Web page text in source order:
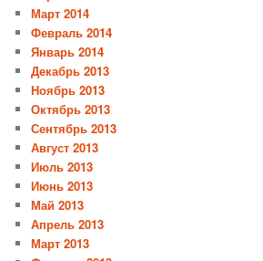
Март 2014
Февраль 2014
Январь 2014
Декабрь 2013
Ноябрь 2013
Октябрь 2013
Сентябрь 2013
Август 2013
Июль 2013
Июнь 2013
Май 2013
Апрель 2013
Март 2013